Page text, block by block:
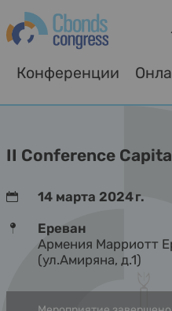
Конференции
II Conference
14 марта 2024 г.
Ереван
Армения Марриотт
(ул.Амиряна, д.1)